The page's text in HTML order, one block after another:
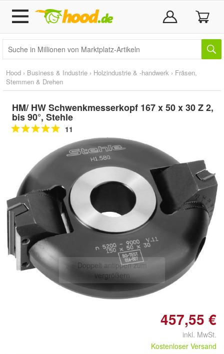
Hood › Business & Industrie › Holzindustrie & -handwerk › Fräsen,
Stemmen & Drehen
HM/ HW Schwenkmesserkopf 167 x 50 x 30 Z 2,
bis 90°, Stehle
11
Doppelt antippen zum
vergrößern
457,55 €
inkl. MwSt.
Kostenloser Versand